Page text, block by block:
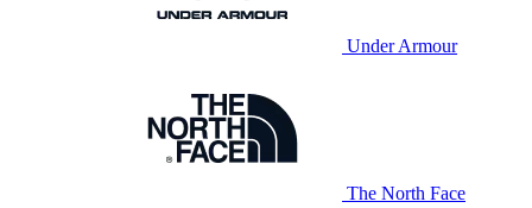
Under Armour
The North Face